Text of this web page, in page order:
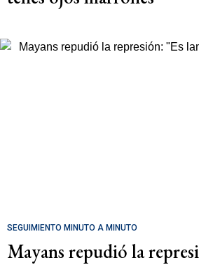
SEGUIMIENTO MINUTO A MINUTO
Mayans repudió la